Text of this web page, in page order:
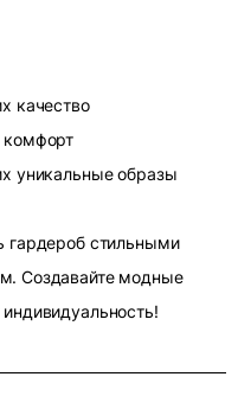
качество
уникальные образы
гардероб стильными
Создавайте модные